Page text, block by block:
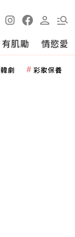
有肌勵 情慾愛
韓劇 彩妝保養